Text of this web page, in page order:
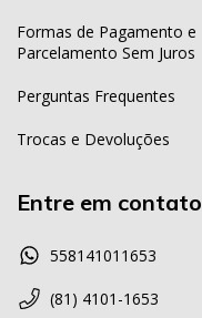
Formas de Pagamento e
Parcelamento Sem Juros
Perguntas Frequentes
Trocas e Devoluções
Entre em contato
558141011653
(81) 4101-1653